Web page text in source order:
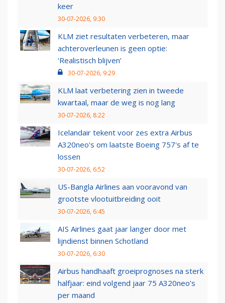
keer
30-07-2026, 9:30
KLM ziet resultaten verbeteren, maar
achteroverleunen is geen optie:
‘Realistisch blijven’
30-07-2026, 9:29
KLM laat verbetering zien in tweede
kwartaal, maar de weg is nog lang
30-07-2026, 8:22
Icelandair tekent voor zes extra Airbus
A320neo's om laatste Boeing 757's af te
lossen
30-07-2026, 6:52
US-Bangla Airlines aan vooravond van
grootste vlootuitbreiding ooit
30-07-2026, 6:45
AIS Airlines gaat jaar langer door met
lijndienst binnen Schotland
30-07-2026, 6:30
Airbus handhaaft groeiprognoses na sterk
halfjaar: eind volgend jaar 75 A320neo’s
per maand